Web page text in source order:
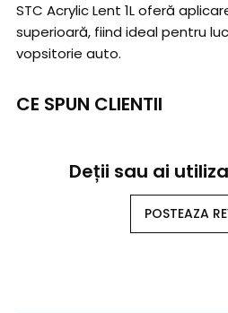
STC Acrylic Lent 1L oferă
superioară, fiind ideal pentru
vopsitorie auto.
CE SPUN CLIENTII
Deții sau ai
POSTEAZA